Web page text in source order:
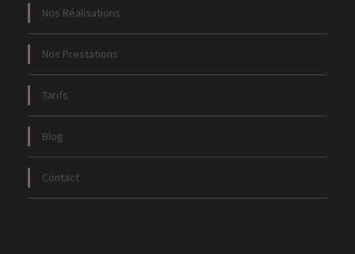
Nos Réalisations
Nos Prestations
Tarifs
Blog
Contact